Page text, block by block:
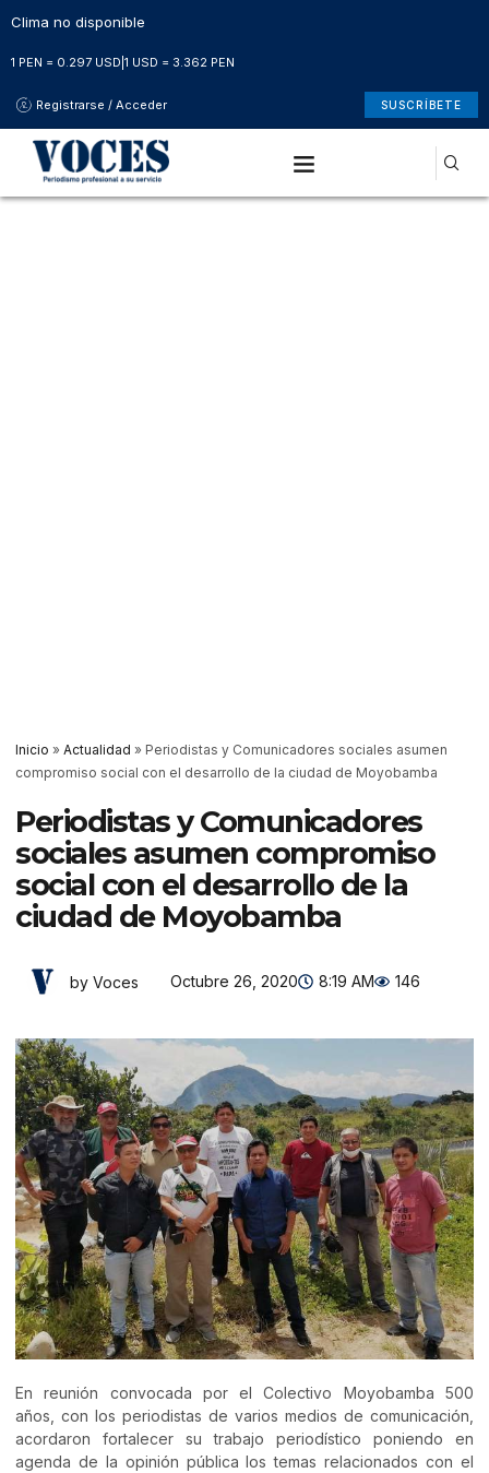
Clima no disponible
1 PEN = 0.297 USD 1 USD = 3.362 PEN
Registrarse / Acceder SUSCRÍBETE
Inicio » Actualidad » Periodistas y Comunicadores sociales asumen
compromiso social con el desarrollo de la ciudad de Moyobamba
Periodistas y Comunicadores
sociales asumen compromiso
social con el desarrollo de la
ciudad de Moyobamba
by Voces Octubre 26, 2020 8:19 AM 146
En reunión convocada por el Colectivo Moyobamba 500
años, con los periodistas de varios medios de comunicación,
acordaron fortalecer su trabajo periodístico poniendo en
agenda de la opinión pública los temas relacionados con el